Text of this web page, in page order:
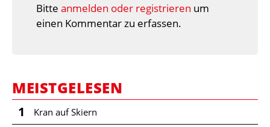
Bitte anmelden oder registrieren um
einen Kommentar zu erfassen.
MEISTGELESEN
1 Kran auf Skiern